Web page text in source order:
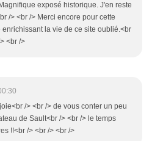
exposé historique. J'en reste
/> <br /> Merci encore pour cette
enrichissant la vie de ce site oublié.<br
<br />
/> <br /> de vous conter un peu
de Sault<br /> <br /> le temps
!!<br /> <br /> <br />